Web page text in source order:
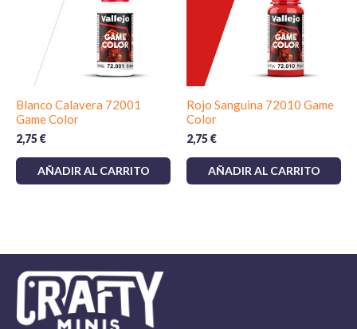
Blanco Calavera 72001
Game Color
2,75€
AÑADIR AL CARRITO
Rojo Sanguina 72010 Game
Color
2,75€
AÑADIR AL CARRITO